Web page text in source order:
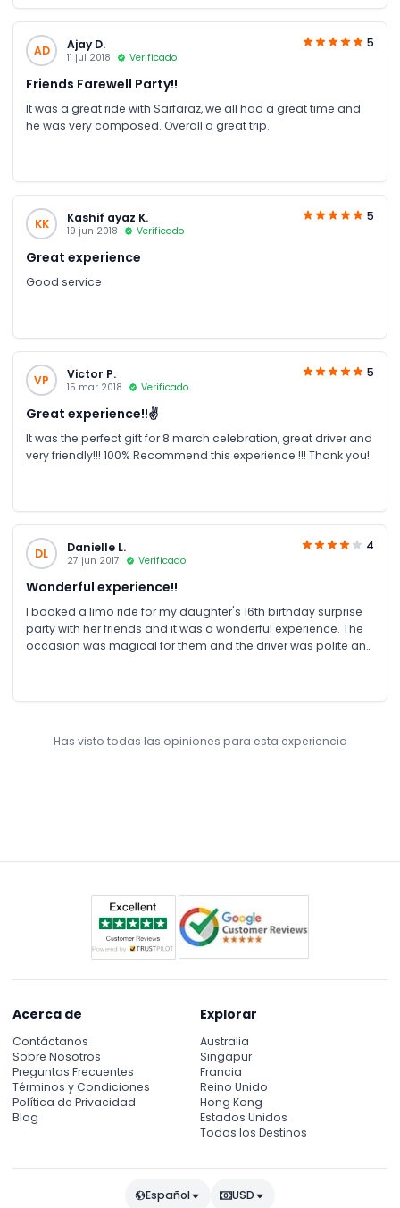
AD Ajay D.
11 jul 2018 Verificado
5
Friends Farewell Party!!
It was a great ride with Sarfaraz, we all had a great time and
he was very composed. Overall a great trip.
KK Kashif ayaz K.
19 jun 2018 Verificado
5
Great experience
Good service
VP Victor P.
15 mar 2018 Verificado
5
Great experience!!✌️
It was the perfect gift for 8 march celebration, great driver and
very friendly!!! 100% Recommend this experience !!! Thank you!
DL Danielle L.
27 jun 2017 Verificado
4
Wonderful experience!!
I booked a limo ride for my daughter's 16th birthday surprise
party with her friends and it was a wonderful experience. The
occasion was magical for them and the driver was polite and
Has visto todas las opiniones para esta experiencia
Acerca de
Contáctanos
Sobre Nosotros
Preguntas Frecuentes
Términos y Condiciones
Política de Privacidad
Blog
Explorar
Australia
Singapur
Francia
Reino Unido
Hong Kong
Estados Unidos
Todos los Destinos
Español USD